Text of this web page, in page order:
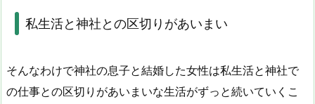
私生活と神社との区切りがあいまい
そんなわけで神社の息子と結婚した女性は私生活と神社で
の仕事との区切りがあいまいな生活がずっと続いていくこ